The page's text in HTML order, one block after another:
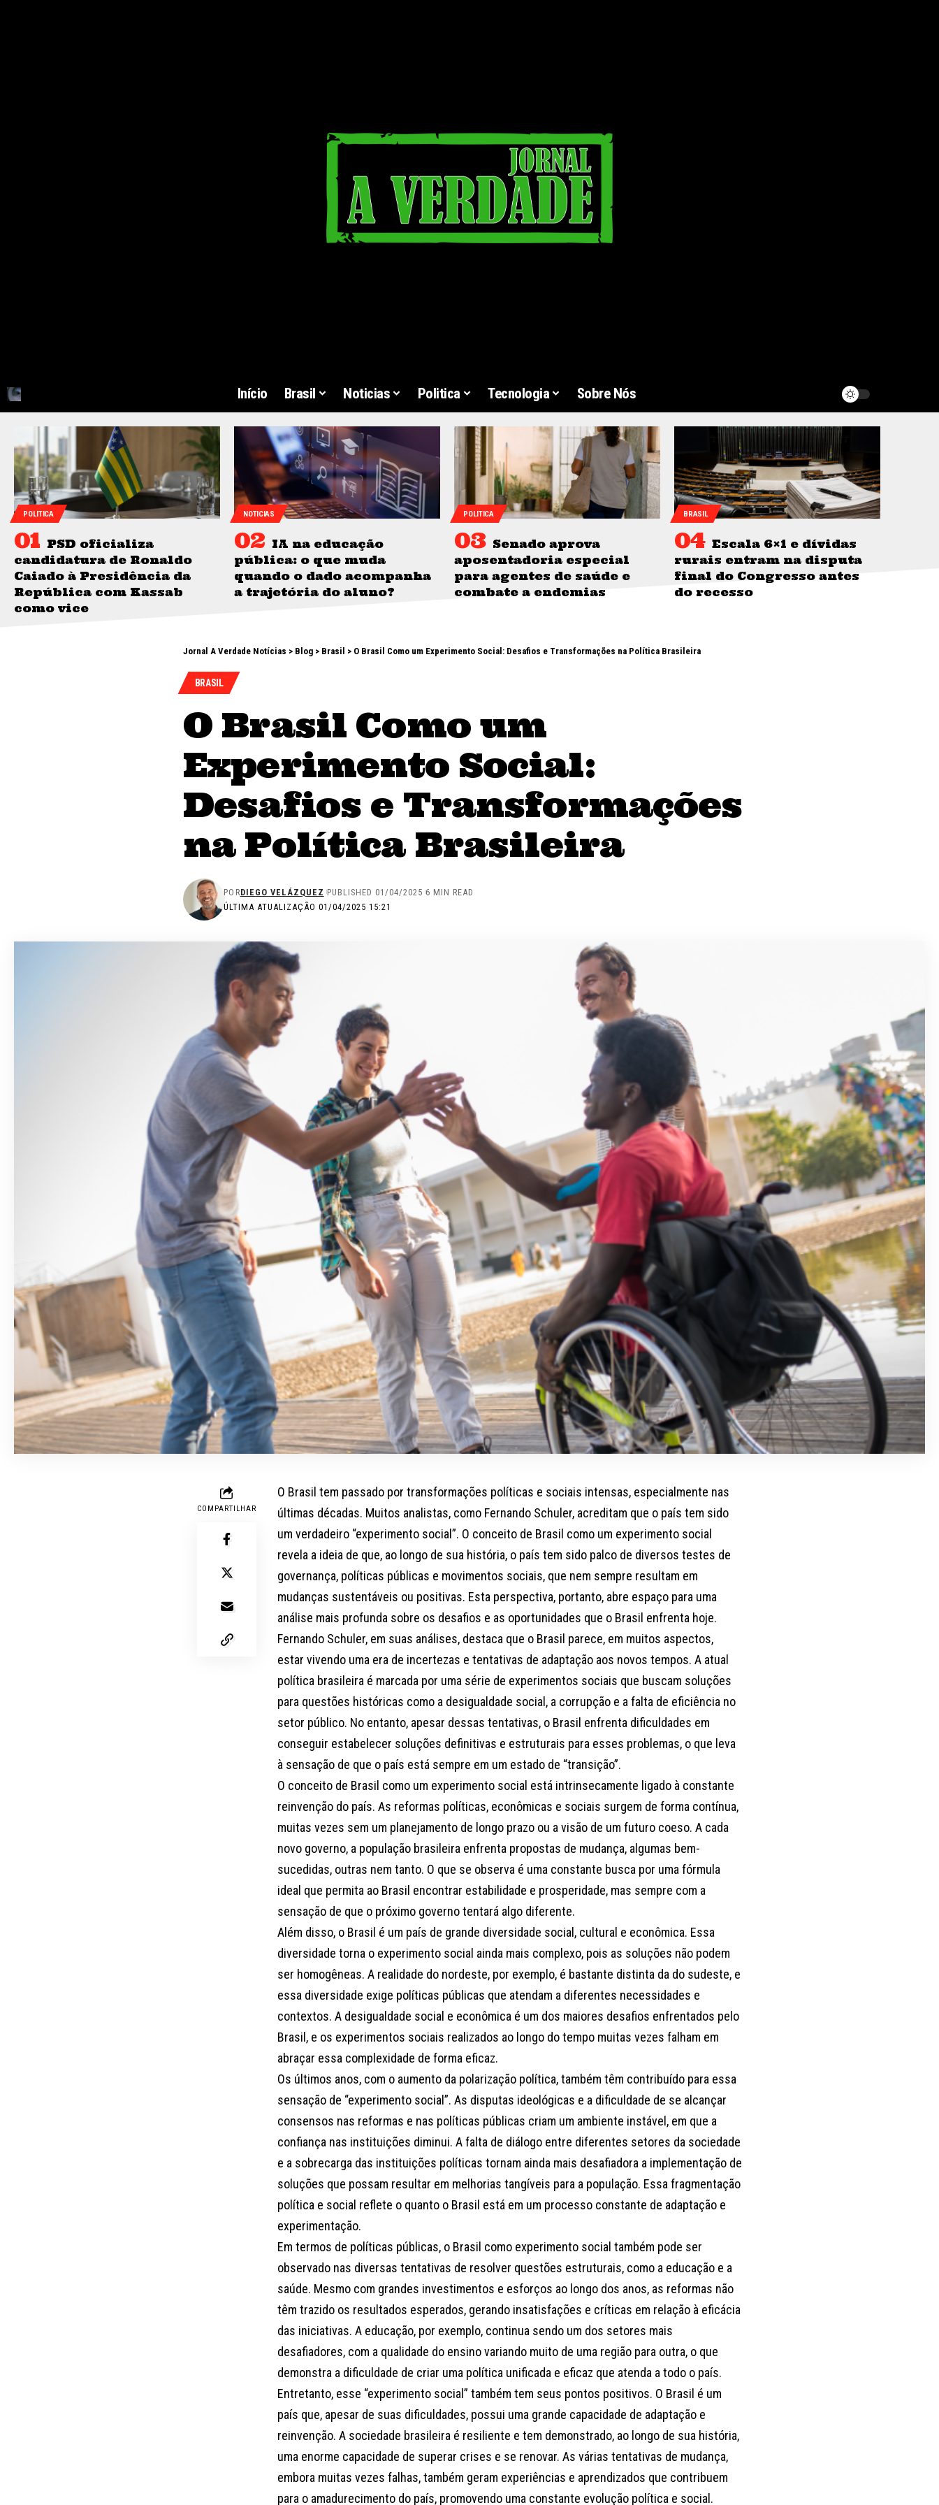
Início Brasil Noticias Politica Tecnologia Sobre Nós
POLITICA
PSD oficializa
candidatura de Ronaldo
Caiado à Presidência da
República com Kassab
como vice
NOTICIAS
IA na educação
pública: o que muda
quando o dado acompanha
a trajetória do aluno?
POLITICA
Senado aprova
aposentadoria especial
para agentes de saúde e
combate a endemias
BRASIL
Escala 6×1 e dívidas
rurais entram na disputa
final do Congresso antes
do recesso
Jornal A Verdade Notícias > Blog > Brasil > O Brasil Como um Experimento Social: Desafios e Transformações na Política Brasileira
BRASIL
O Brasil Como um
Experimento Social:
Desafios e Transformações
na Política Brasileira
ÚLTIMA ATUALIZAÇÃO 01/04/2025 15:21
PORDIEGO VELÁZQUEZ PUBLISHED 01/04/2025 6 MIN READ
COMPARTILHAR
O Brasil tem passado por transformações políticas e sociais intensas, especialmente nas
últimas décadas. Muitos analistas, como Fernando Schuler, acreditam que o país tem sido
um verdadeiro “experimento social”. O conceito de Brasil como um experimento social
revela a ideia de que, ao longo de sua história, o país tem sido palco de diversos testes de
governança, políticas públicas e movimentos sociais, que nem sempre resultam em
mudanças sustentáveis ou positivas. Esta perspectiva, portanto, abre espaço para uma
análise mais profunda sobre os desafios e as oportunidades que o Brasil enfrenta hoje.
Fernando Schuler, em suas análises, destaca que o Brasil parece, em muitos aspectos,
estar vivendo uma era de incertezas e tentativas de adaptação aos novos tempos. A atual
política brasileira é marcada por uma série de experimentos sociais que buscam soluções
para questões históricas como a desigualdade social, a corrupção e a falta de eficiência no
setor público. No entanto, apesar dessas tentativas, o Brasil enfrenta dificuldades em
conseguir estabelecer soluções definitivas e estruturais para esses problemas, o que leva
à sensação de que o país está sempre em um estado de “transição”.
O conceito de Brasil como um experimento social está intrinsecamente ligado à constante
reinvenção do país. As reformas políticas, econômicas e sociais surgem de forma contínua,
muitas vezes sem um planejamento de longo prazo ou a visão de um futuro coeso. A cada
novo governo, a população brasileira enfrenta propostas de mudança, algumas bem-
sucedidas, outras nem tanto. O que se observa é uma constante busca por uma fórmula
ideal que permita ao Brasil encontrar estabilidade e prosperidade, mas sempre com a
sensação de que o próximo governo tentará algo diferente.
Além disso, o Brasil é um país de grande diversidade social, cultural e econômica. Essa
diversidade torna o experimento social ainda mais complexo, pois as soluções não podem
ser homogêneas. A realidade do nordeste, por exemplo, é bastante distinta da do sudeste, e
essa diversidade exige políticas públicas que atendam a diferentes necessidades e
contextos. A desigualdade social e econômica é um dos maiores desafios enfrentados pelo
Brasil, e os experimentos sociais realizados ao longo do tempo muitas vezes falham em
abraçar essa complexidade de forma eficaz.
Os últimos anos, com o aumento da polarização política, também têm contribuído para essa
sensação de “experimento social”. As disputas ideológicas e a dificuldade de se alcançar
consensos nas reformas e nas políticas públicas criam um ambiente instável, em que a
confiança nas instituições diminui. A falta de diálogo entre diferentes setores da sociedade
e a sobrecarga das instituições políticas tornam ainda mais desafiadora a implementação de
soluções que possam resultar em melhorias tangíveis para a população. Essa fragmentação
política e social reflete o quanto o Brasil está em um processo constante de adaptação e
experimentação.
Em termos de políticas públicas, o Brasil como experimento social também pode ser
observado nas diversas tentativas de resolver questões estruturais, como a educação e a
saúde. Mesmo com grandes investimentos e esforços ao longo dos anos, as reformas não
têm trazido os resultados esperados, gerando insatisfações e críticas em relação à eficácia
das iniciativas. A educação, por exemplo, continua sendo um dos setores mais
desafiadores, com a qualidade do ensino variando muito de uma região para outra, o que
demonstra a dificuldade de criar uma política unificada e eficaz que atenda a todo o país.
Entretanto, esse “experimento social” também tem seus pontos positivos. O Brasil é um
país que, apesar de suas dificuldades, possui uma grande capacidade de adaptação e
reinvenção. A sociedade brasileira é resiliente e tem demonstrado, ao longo de sua história,
uma enorme capacidade de superar crises e se renovar. As várias tentativas de mudança,
embora muitas vezes falhas, também geram experiências e aprendizados que contribuem
para o amadurecimento do país, promovendo uma constante evolução política e social.